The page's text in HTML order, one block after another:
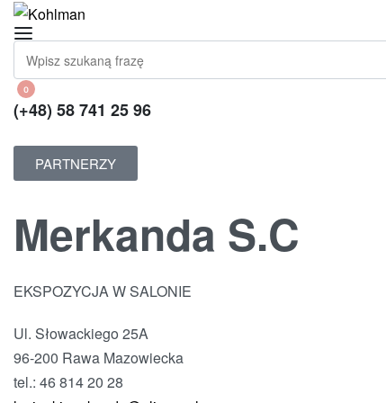
0
(+48) 58 741 25 96
PARTNERZY
Merkanda S.C
EKSPOZYCJA W SALONIE
Ul. Słowackiego 25A
96-200 Rawa Mazowiecka
tel.: 46 814 20 28